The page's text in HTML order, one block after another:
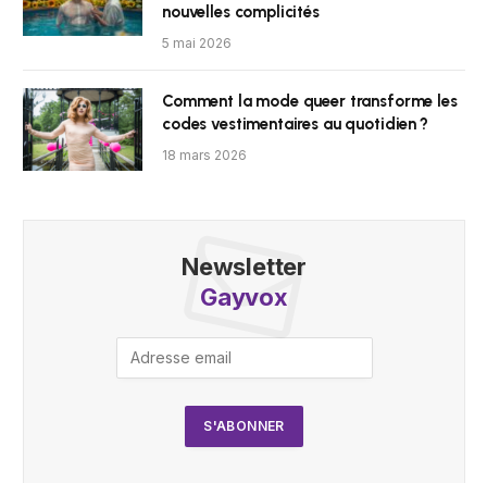
nouvelles complicités
5 mai 2026
Comment la mode queer transforme les
codes vestimentaires au quotidien ?
18 mars 2026
Newsletter
Gayvox